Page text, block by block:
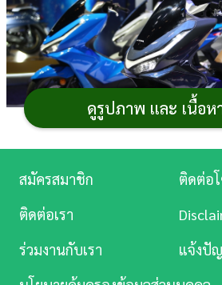
Honda PCX160 2025 (ฮอนด้า
โฉมใหม่ ที่ยังคล่องตัวเมื่อขับขี่ในเมื
เมื่อต้องเดินทางไกลในบางโอกาส ด้ว
ดูรูปภาพ และ เนื้อห
การ
ศึกษา
บันเทิง
ดู
Music
สมัครสมาชิก
ติดต่อ
ติดต่อเรา
ร่วมงานกับเรา
แจ้งปั